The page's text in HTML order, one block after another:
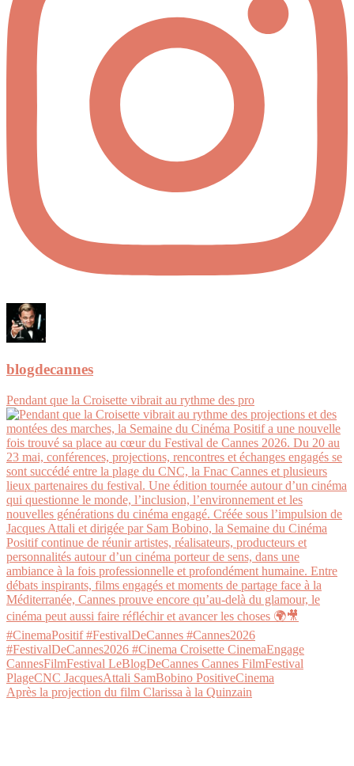
blogdecannes
Pendant que la Croisette vibrait au rythme des pro
Après la projection du film Clarissa à la Quinzain